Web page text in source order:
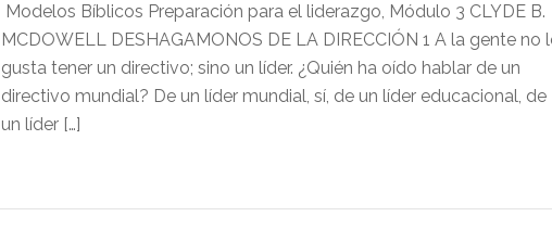
Modelos Bíblicos Preparación para el liderazgo, Módulo 3 CLYDE B.
MCDOWELL DESHAGAMONOS DE LA DIRECCIÓN 1 A la gente no
gusta tener un directivo; sino un líder. ¿Quién ha oído hablar de un
directivo mundial? De un líder mundial, sí, de un líder educacional, de
un líder […]